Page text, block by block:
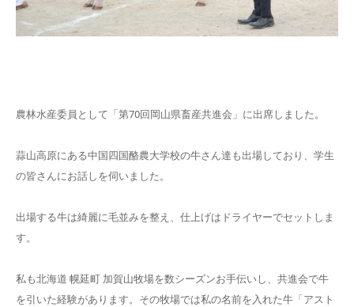
農林水産委員として「第70回岡山県畜産共進会」に出席しました。
蒜山高原にある中国四国酪農大学校の牛さん達も出場しており、学生
の皆さんにお話しを伺いました。
出場する牛は綺麗に毛並みを整え、仕上げはドライヤーでセットしま
す。
私も北海道 幌延町 加賀山牧場を数シーズンお手伝いし、共進会で牛
を引いた経験があります。その牧場では私の名前を入れた牛「アスト